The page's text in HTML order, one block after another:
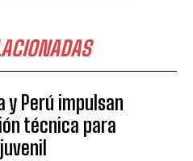
y Perú impulsan
técnica para